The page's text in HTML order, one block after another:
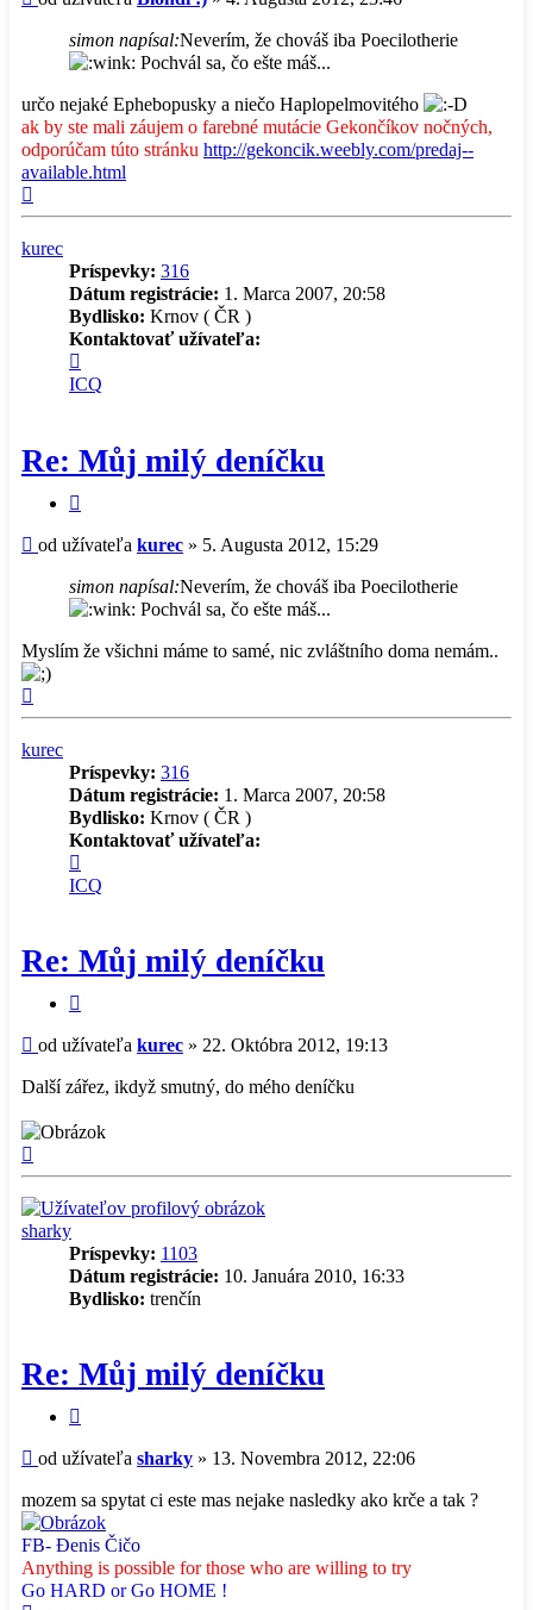
simon napísal:Neverím, že chováš iba Poecilotherie
Pochvál sa, čo ešte máš...
určo nejaké Ephebopusky a niečo Haplopelmovitého
ak by ste mali záujem o farebné mutácie Gekončíkov nočných,
odporúčam túto stránku http://gekoncik.weebly.com/predaj--
available.html
kurec
Príspevky: 316
Dátum registrácie: 1. Marca 2007, 20:58
Bydlisko: Krnov ( ČR )
Kontaktovať užívateľa:
informácie
kurec
ICQ
Re: Můj milý deníčku
Príspevok
od užívateľa kurec » 5. Augusta 2012, 15:29
simon napísal:Neverím, že chováš iba Poecilotherie
Pochvál sa, čo ešte máš...
Myslím že všichni máme to samé, nic zvláštního doma nemám..
kurec
Príspevky: 316
Dátum registrácie: 1. Marca 2007, 20:58
Bydlisko: Krnov ( ČR )
Kontaktovať užívateľa:
informácie
kurec
ICQ
Re: Můj milý deníčku
Príspevok
od užívateľa kurec » 22. Októbra 2012, 19:13
Další zářez, ikdyž smutný, do mého deníčku
sharky
Príspevky: 1103
Dátum registrácie: 10. Januára 2010, 16:33
Bydlisko: trenčín
Re: Můj milý deníčku
Príspevok
od užívateľa sharky » 13. Novembra 2012, 22:06
mozem sa spytat ci este mas nejake nasledky ako krče a tak ?
FB- Đenis Čičo
Anything is possible for those who are willing to try
Go HARD or Go HOME !